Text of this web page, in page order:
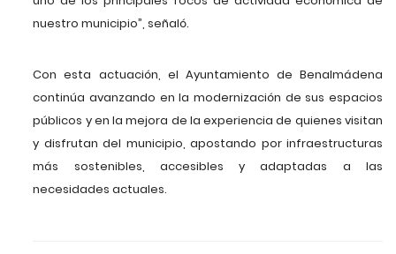
nuestro municipio”, señaló.
Con esta actuación, el Ayuntamiento de Benalmádena
continúa avanzando en la modernización de sus espacios
públicos y en la mejora de la experiencia de quienes visitan
y disfrutan del municipio, apostando por infraestructuras
más sostenibles, accesibles y adaptadas a las
necesidades actuales.